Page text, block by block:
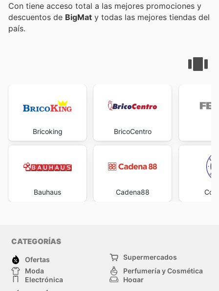
Con tiene acceso total a las mejores promociones y
descuentos de BigMat y todas las mejores tiendas del
país.
Bricoking
Bauhaus
BricoCentro
Cadena88
CATEGORÍAS
Ofertas
Supermercados
Moda
Perfumería y Cosmética
Electrónica
Hogar
Deporte